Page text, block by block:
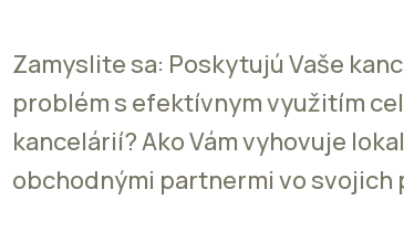
Zamyslite sa: Poskytujú Vaše
problém s efektívnym využitím
kancelárií? Ako Vám vyhovuje
obchodnými partnermi vo svojich